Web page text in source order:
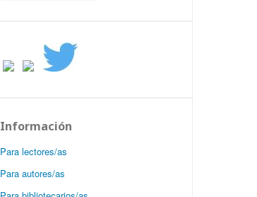
Información
Para lectores/as
Para autores/as